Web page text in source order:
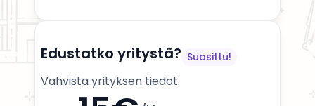
Edustatko yritystä? Suosittu!
Vahvista yrityksen tiedot